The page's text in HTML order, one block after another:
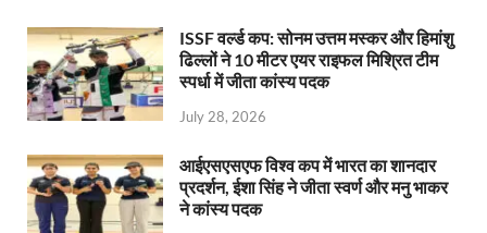
ISSF वर्ल्ड कप: सोनम उत्तम मस्कर और हिमांशु
ढिल्लों ने 10 मीटर एयर राइफल मिश्रित टीम
स्पर्धा में जीता कांस्य पदक
July 28, 2026
आईएसएसएफ विश्व कप में भारत का शानदार
प्रदर्शन, ईशा सिंह ने जीता स्वर्ण और मनु भाकर
ने कांस्य पदक